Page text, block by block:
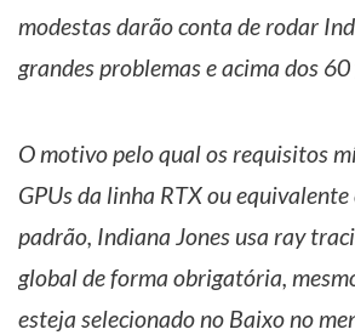
modestas darão conta de rodar
grandes problemas e acima dos
O motivo pelo qual os requisitos
GPUs da linha RTX ou
padrão, Indiana Jones usa ray
global de forma obrigatória,
esteja selecionado no Baixo no